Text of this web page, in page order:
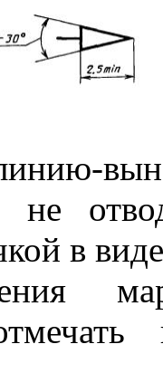
не
в